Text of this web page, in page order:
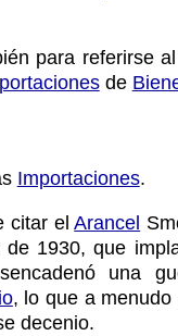
para referirse
de
Importaciones.
citar elArancel
1930, que
una
, lo que a
decenio.